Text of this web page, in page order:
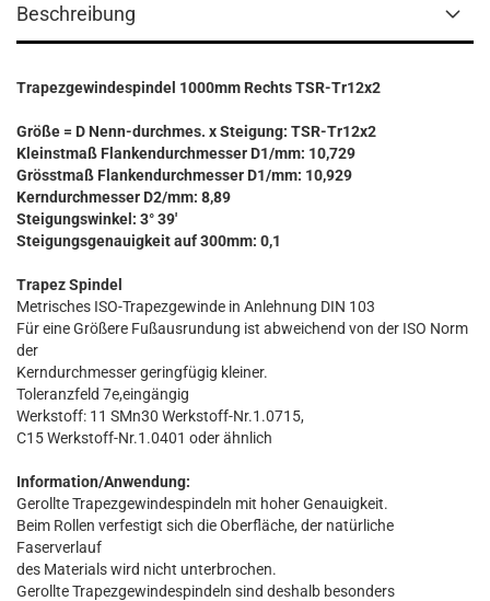
Beschreibung
Trapezgewindespindel 1000mm Rechts TSR-Tr12x2
Größe = D Nenn-durchmes. x Steigung: TSR-Tr12x2
Kleinstmaß Flankendurchmesser D1/mm: 10,729
Grösstmaß Flankendurchmesser D1/mm: 10,929
Kerndurchmesser D2/mm: 8,89
Steigungswinkel: 3° 39'
Steigungsgenauigkeit auf 300mm: 0,1
Trapez Spindel
Metrisches ISO-Trapezgewinde in Anlehnung DIN 103
Für eine Größere Fußausrundung ist abweichend von der ISO Norm
der
Kerndurchmesser geringfügig kleiner.
Toleranzfeld 7e,eingängig
Werkstoff: 11 SMn30 Werkstoff-Nr.1.0715,
C15 Werkstoff-Nr.1.0401 oder ähnlich
Information/Anwendung:
Gerollte Trapezgewindespindeln mit hoher Genauigkeit.
Beim Rollen verfestigt sich die Oberfläche, der natürliche
Faserverlauf
des Materials wird nicht unterbrochen.
Gerollte Trapezgewindespindeln sind deshalb besonders